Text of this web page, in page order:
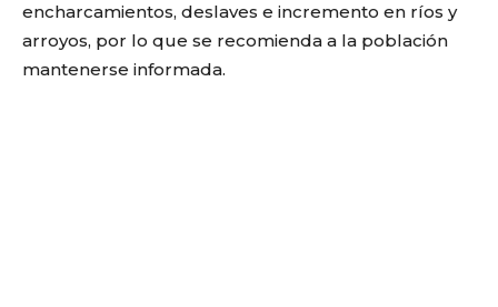
encharcamientos, deslaves e incremento en ríos y
arroyos, por lo que se recomienda a la población
mantenerse informada.